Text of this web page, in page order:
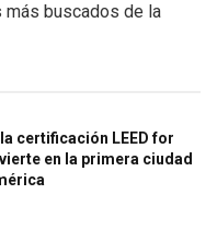
buscados de la
certificación LEED for
en la primera ciudad